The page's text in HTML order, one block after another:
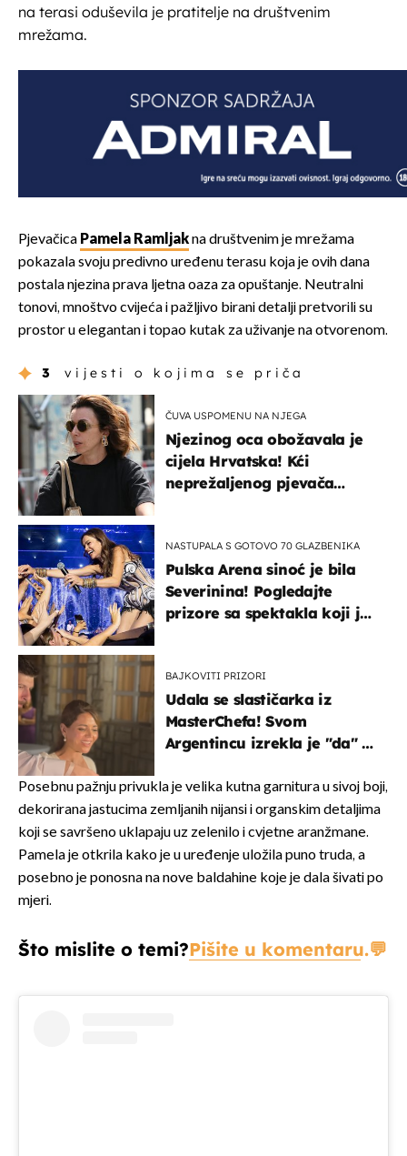
na terasi oduševila je pratitelje na društvenim
mrežama.
Pjevačica Pamela Ramljakna društvenim je mrežama
pokazala svoju predivno uređenu terasu koja je ovih dana
postala njezina prava ljetna oaza za opuštanje. Neutralni
tonovi, mnoštvo cvijeća i pažljivo birani detalji pretvorili su
prostor u elegantan i topao kutak za uživanje na otvorenom.
3 vijesti o kojima se priča
ČUVA USPOMENU NA NJEGA
Njezinog oca obožavala je
cijela Hrvatska! Kći
neprežaljenog pjevača
NASTUPALA S GOTOVO 70 GLAZBENIKA
Pulska Arena sinoć je bila
Severinina! Pogledajte
prizore sa spektakla koji je
BAJKOVITI PRIZORI
Udala se slastičarka iz
MasterChefa! Svom
Argentincu izrekla je "da" u
Posebnu pažnju privukla je velika kutna garnitura u sivoj boji,
dekorirana jastucima zemljanih nijansi i organskim detaljima
koji se savršeno uklapaju uz zelenilo i cvjetne aranžmane.
Pamela je otkrila kako je u uređenje uložila puno truda, a
posebno je ponosna na nove baldahine koje je dala šivati po
mjeri.
Što mislite o temi?Pišite u komentaru.